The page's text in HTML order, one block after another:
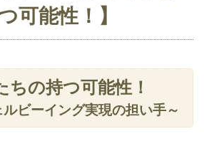
可能性！】
ちの持つ可能性！
ビーイング実現の担い手～